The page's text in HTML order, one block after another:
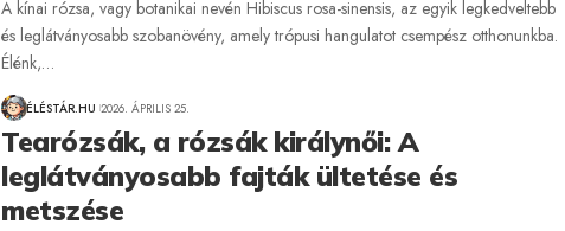
A kínai rózsa, vagy botanikai nevén Hibiscus rosa-sinensis, az egyik legkedveltebb
és leglátványosabb szobanövény, amely trópusi hangulatot csempész otthonunkba.
Élénk,…
ÉLÉSTÁR.HU 2026. ÁPRILIS 25.
Tearózsák, a rózsák királynői: A
leglátványosabb fajták ültetése és
metszése